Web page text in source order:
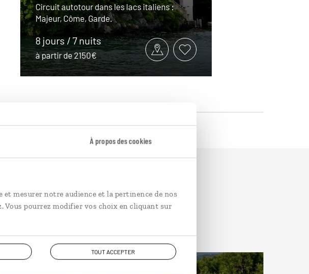
À propos des cookies
mesurer notre audience et la pertinence de nos
Vous pourrez modifier vos choix en cliquant sur
TOUT ACCEPTER
Circuit autotour dans les lacs italiens :
Majeur, Côme, Garde.
8 jours / 7 nuits
à partir de 2150€